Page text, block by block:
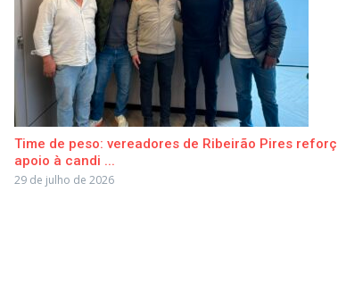
Time de peso: vereadores de Ribeirão Pires
apoio à candi ...
29 de julho de 2026